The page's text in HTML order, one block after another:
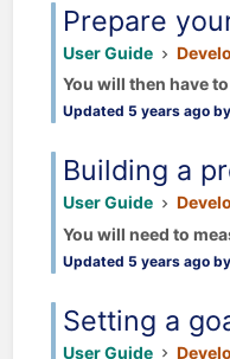
Prepare
User Guide
You will then have
Updated 5 years ago
Building a
User Guide
You will need to
Updated 5 years ago
Setting a
User Guide